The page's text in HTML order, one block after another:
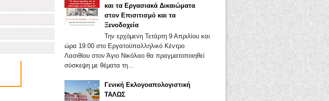
και τα Εργασιακά Δικαιώματα
στον Επισιτισμό και τα
Ξενοδοχεία
Την ερχόμενη Τετάρτη 9 Απριλίου και
ώρα 19:00 στο Εργατοϋπαλληλικό Κέντρο
Λασιθίου στον Άγιο Νικόλαο θα πραγματοποιηθεί
σύσκεψη με θέματα τη...
Γενική Εκλογοαπολογιστική
ΤΑΛΩΣ